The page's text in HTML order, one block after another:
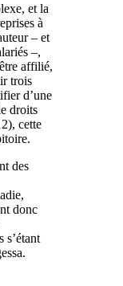
et la
à
– et
–,
affilié,
trois
d’une
droits
cette
des
donc
s’étant